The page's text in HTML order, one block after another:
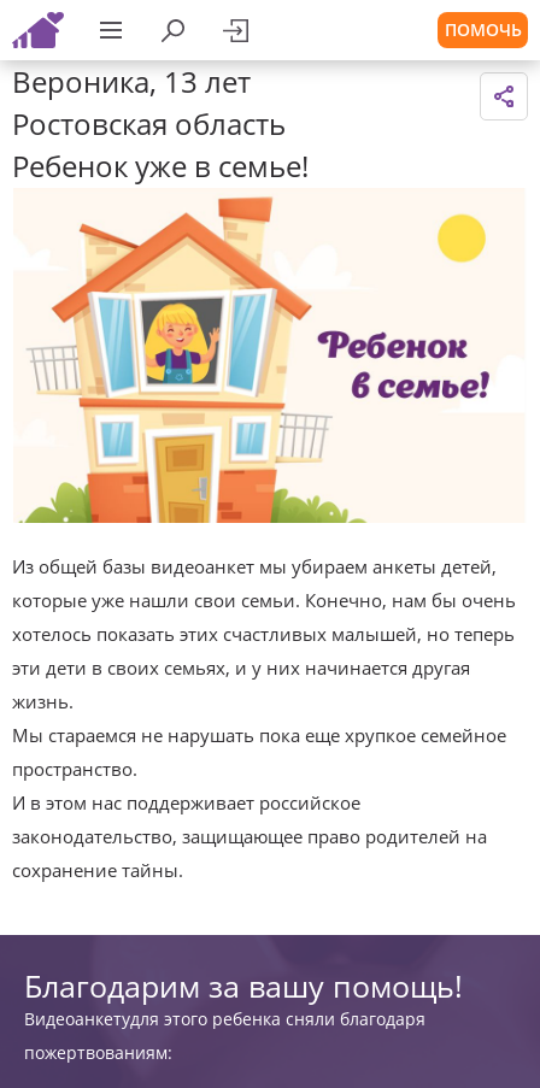
ПОМОЧЬ
Вероника, 13 лет
Ростовская область
Ребенок уже в семье!
Из общей базы видеоанкет мы убираем анкеты детей,
которые уже нашли свои семьи. Конечно, нам бы очень
хотелось показать этих счастливых малышей, но теперь
эти дети в своих семьях, и у них начинается другая
жизнь.
Мы стараемся не нарушать пока еще хрупкое семейное
пространство.
И в этом нас поддерживает российское
законодательство, защищающее право родителей на
сохранение тайны.
Благодарим за вашу помощь!
Видеоанкетудля этого ребенка сняли благодаря
пожертвованиям: